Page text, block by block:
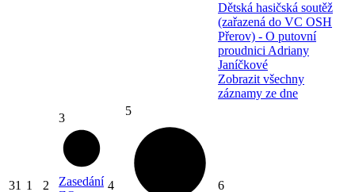
Dětská hasičská soutěž
(zařazená do VC OSH
Přerov) - O putovní
proudnici Adriany
Janíčkové
Zobrazit všechny
záznamy ze dne
31 1 2
3
Zasedání 4
5
6